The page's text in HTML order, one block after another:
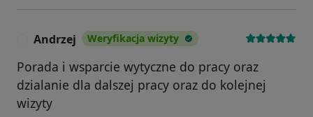
Andrzej Weryfikacja wizyty
Porada i wsparcie wytyczne do pracy oraz
dzialanie dla dalszej pracy oraz do kolejnej
wizyty